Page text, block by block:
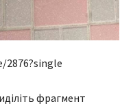
фрагмент